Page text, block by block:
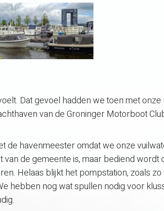
Dat gevoel hadden we toen met onze
van de Groninger Motorboot
de havenmeester omdat we onze
de gemeente is, maar bediend wordt
Helaas blijkt het pompstation, zoals zo
hebben nog wat spullen nodig voor